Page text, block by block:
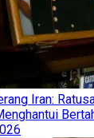
Iran: